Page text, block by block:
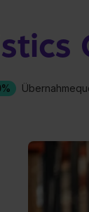
Hier gibt es
Hier gibt es